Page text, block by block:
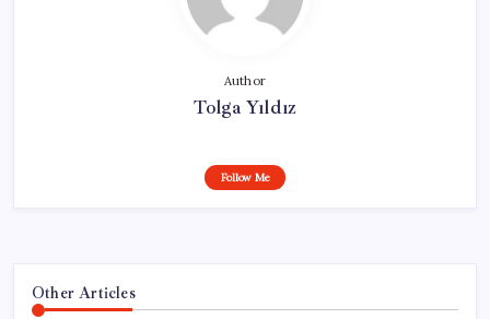
Author
Tolga Yıldız
Follow Me
Other Articles